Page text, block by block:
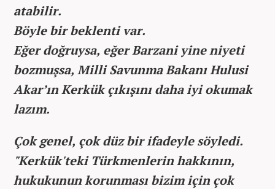
atabilir.
Böyle bir beklenti var.
Eğer doğruysa, eğer Barzani yine niyeti
bozmuşsa, Milli Savunma Bakanı Hulusi
Akar’ın Kerkük çıkışını daha iyi okumak
lazım.
Çok genel, çok düz bir ifadeyle söyledi.
"Kerkük'teki Türkmenlerin hakkının,
hukukunun korunması bizim için çok